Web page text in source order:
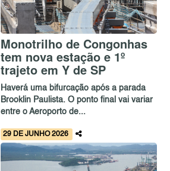
Monotrilho de Congonhas
tem nova estação e 1º
trajeto em Y de SP
Haverá uma bifurcação após a parada
Brooklin Paulista. O ponto final vai variar
entre o Aeroporto de...
29 DE JUNHO 2026